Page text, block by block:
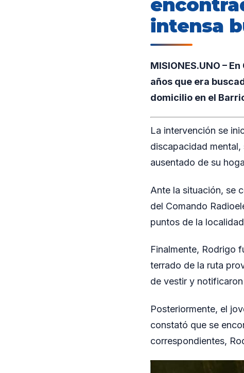
intensa
MISIONES.UNO –
años que era
domicilio en el
La intervención se
discapacidad
ausentado de su
Ante la situación, se
del Comando
puntos de la
Finalmente, Rodrigo
terrado de la ruta
de vestir y
Posteriormente, el
constató que se
correspondientes,